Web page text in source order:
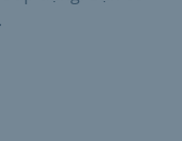
.